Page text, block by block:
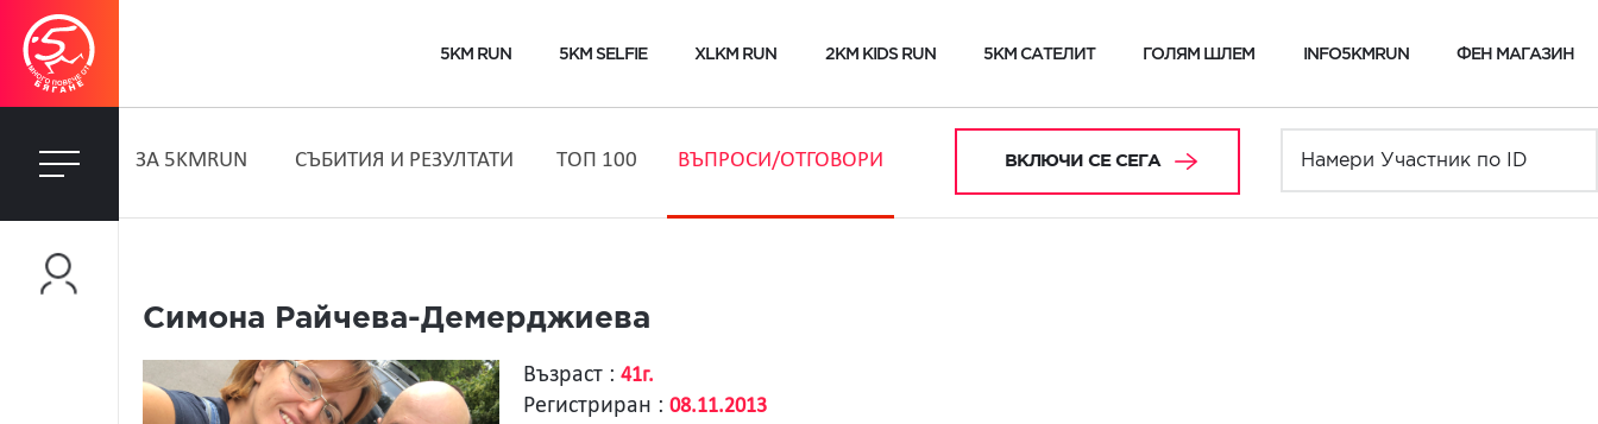
5KM RUN 5KM SELFIE XLKM RUN 2KM KIDS RUN 5KM САТЕЛИТ ГОЛЯМ ШЛЕМ INFO5KMRUN ФЕН МАГАЗИН
ЗA 5KMRUN СЪБИТИЯ И РЕЗУЛТАТИ ТОП 100 ВЪПРОСИ/ОТГОВОРИ ВКЛЮЧИ СЕ СЕГА
Симона Райчева-Демерджиева
Възраст : 41г.
Регистриран : 08.11.2013